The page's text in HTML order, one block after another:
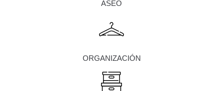
ASEO
ORGANIZACIÓN